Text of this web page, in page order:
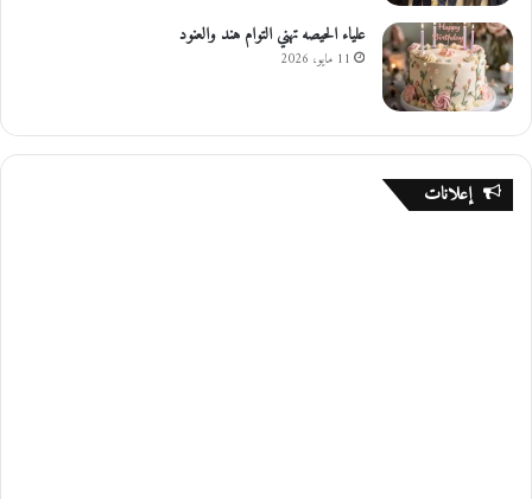
علياء الحيصه تهني التوام هند والعنود
11 مايو، 2026
إعلانات